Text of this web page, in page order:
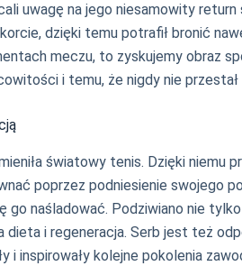
uwagę na jego niesamowity
dzięki temu potrafił bronić
meczu, to zyskujemy obraz
i temu, że nigdy nie
światowy tenis. Dzięki
poprzez podniesienie swojego
go naśladować. Podziwiano nie
dieta i regeneracja. Serb jest też
i inspirowały kolejne pokolenia